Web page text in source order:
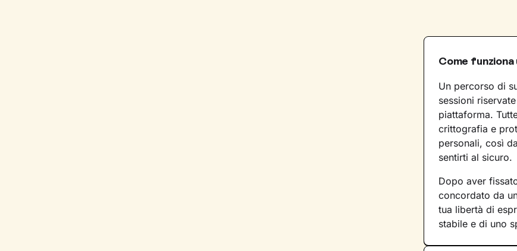
Come
Un percorso di
sessioni
piattaforma.
crittografia e
personali, così
sentirti al sicuro.
Dopo aver
concordato da
tua libertà di
stabile e di uno